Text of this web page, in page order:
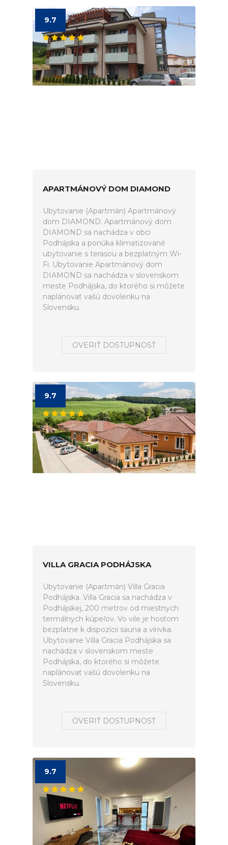
9.7
APARTMÁNOVÝ DOM DIAMOND
Ubytovanie (Apartmán) Apartmánový
dom DIAMOND. Apartmánový dom
DIAMOND sa nachádza v obci
Podhájska a ponúka klimatizované
ubytovanie s terasou a bezplatným Wi-
Fi. Ubytovanie Apartmánový dom
DIAMOND sa nachádza v slovenskom
meste Podhájska, do ktorého si môžete
naplánovať vašú dovolenku na
Slovensku.
OVERIŤ DOSTUPNOSŤ
9.7
VILLA GRACIA PODHÁJSKA
Ubytovanie (Apartmán) Villa Gracia
Podhájska. Villa Gracia sa nachádza v
Podhájskej, 200 metrov od miestnych
termálnych kúpeľov. Vo vile je hosťom
bezplatne k dispozícii sauna a vírivka.
Ubytovanie Villa Gracia Podhájska sa
nachádza v slovenskom meste
Podhájska, do ktorého si môžete
naplánovať vašú dovolenku na
Slovensku.
OVERIŤ DOSTUPNOSŤ
9.7